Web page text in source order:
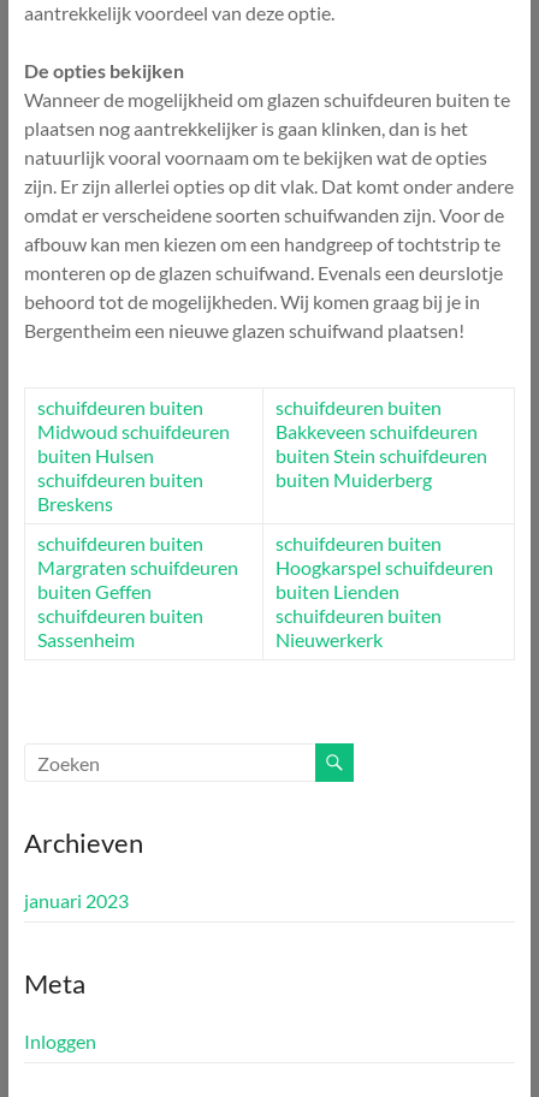
aantrekkelijk voordeel van deze optie.
De opties bekijken
Wanneer de mogelijkheid om glazen schuifdeuren buiten te
plaatsen nog aantrekkelijker is gaan klinken, dan is het
natuurlijk vooral voornaam om te bekijken wat de opties
zijn. Er zijn allerlei opties op dit vlak. Dat komt onder andere
omdat er verscheidene soorten schuifwanden zijn. Voor de
afbouw kan men kiezen om een handgreep of tochtstrip te
monteren op de glazen schuifwand. Evenals een deurslotje
behoord tot de mogelijkheden. Wij komen graag bij je in
Bergentheim een nieuwe glazen schuifwand plaatsen!
schuifdeuren buiten
Midwoud schuifdeuren
buiten Hulsen
schuifdeuren buiten
Breskens
schuifdeuren buiten
Bakkeveen schuifdeuren
buiten Stein schuifdeuren
buiten Muiderberg
schuifdeuren buiten
Margraten schuifdeuren
buiten Geffen
schuifdeuren buiten
Sassenheim
schuifdeuren buiten
Hoogkarspel schuifdeuren
buiten Lienden
schuifdeuren buiten
Nieuwerkerk
Archieven
januari 2023
Meta
Inloggen